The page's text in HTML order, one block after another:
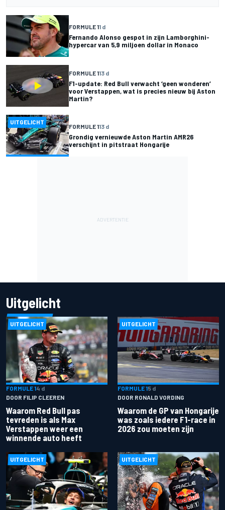
FORMULE 11 d
Fernando Alonso gespot in zijn Lamborghini-
hypercar van 5,9 miljoen dollar in Monaco
FORMULE 113 d
F1-update: Red Bull verwacht ‘geen wonderen’
voor Verstappen, wat is precies nieuw bij Aston
Martin?
UITGELICHT
FORMULE 113 d
Grondig vernieuwde Aston Martin AMR26
verschijnt in pitstraat Hongarije
Uitgelicht
UITGELICHT
FORMULE 14 d
DOOR FILIP CLEEREN
Waarom Red Bull pas
tevreden is als Max
Verstappen weer een
winnende auto heeft
UITGELICHT
FORMULE 15 d
DOOR RONALD VORDING
Waarom de GP van Hongarije
was zoals iedere F1-race in
2026 zou moeten zijn
UITGELICHT UITGELICHT